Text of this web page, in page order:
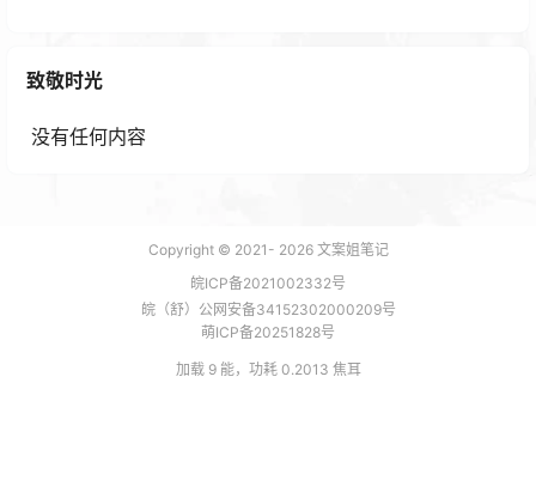
致敬时光
没有任何内容
Copyright © 2021- 2026文案姐笔记
皖ICP备2021002332号
皖（舒）公网安备34152302000209号
萌ICP备20251828号
加载 9 能，功耗 0.2013 焦耳